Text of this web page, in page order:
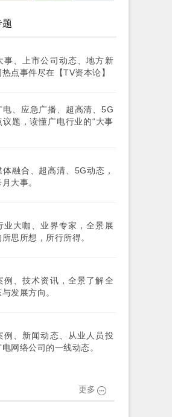
题
事、上市公司动态、地方新
点事件尽在【TV资本论】
电、应急广播、超高清、5G
题，读懂广电行业的“大事
融合、超高清、5G动态，
大事。
业大咖、业界专家，全景展
思所想，所行所得。
例、技术资讯，全景了解全
发展方向。
例、新闻动态、从业人员投
网络公司的一线动态。
更多